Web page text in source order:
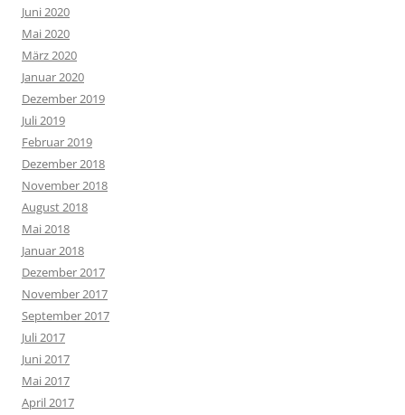
Juni 2020
Mai 2020
März 2020
Januar 2020
Dezember 2019
Juli 2019
Februar 2019
Dezember 2018
November 2018
August 2018
Mai 2018
Januar 2018
Dezember 2017
November 2017
September 2017
Juli 2017
Juni 2017
Mai 2017
April 2017